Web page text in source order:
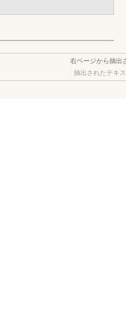
右ページから抽出
抽出されたテキ